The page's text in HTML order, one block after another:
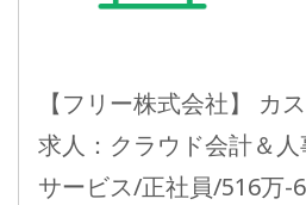
【フリー株式会社】 カ
求人：クラウド会計＆
サービス/正社員/516万-